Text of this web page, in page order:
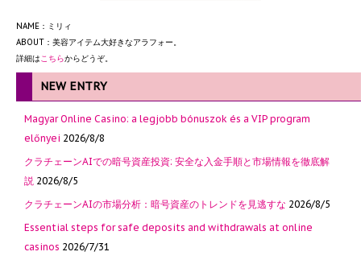
NAME：ミリィ
ABOUT：美容アイテム大好きなアラフォー。
詳細はこちらからどうぞ。
NEW ENTRY
Magyar Online Casino: a legjobb bónuszok és a VIP program
előnyei 2026/8/8
クラチェーンAIでの暗号資産投資: 安全な入金手順と市場情報を徹底解
説 2026/8/5
クラチェーンAIの市場分析：暗号資産のトレンドを見逃すな 2026/8/5
Essential steps for safe deposits and withdrawals at online
casinos 2026/7/31